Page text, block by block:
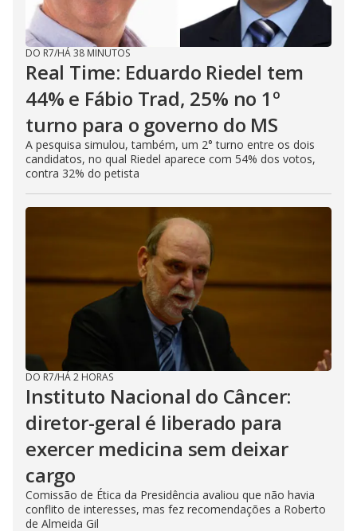
DO R7/HÁ 38 MINUTOS
Real Time: Eduardo Riedel tem
44% e Fábio Trad, 25% no 1º
turno para o governo do MS
A pesquisa simulou, também, um 2° turno entre os dois
candidatos, no qual Riedel aparece com 54% dos votos,
contra 32% do petista
DO R7/HÁ 2 HORAS
Instituto Nacional do Câncer:
diretor-geral é liberado para
exercer medicina sem deixar
cargo
Comissão de Ética da Presidência avaliou que não havia
conflito de interesses, mas fez recomendações a Roberto
de Almeida Gil